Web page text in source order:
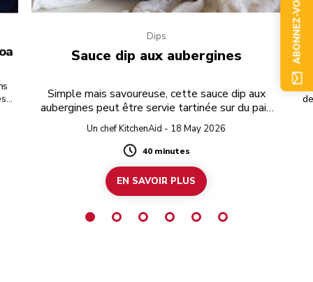
Dips
Sauce dip aux aubergines
Simple mais savoureuse, cette sauce dip aux
aubergines peut être servie tartinée sur du pain
grillé ou pour y tremper des biscuits lors d’une
fête.
Un chef KitchenAid - 18 May 2026
Duration
40 minutes
EN SAVOIR PLUS
ABONNEZ-VOUS